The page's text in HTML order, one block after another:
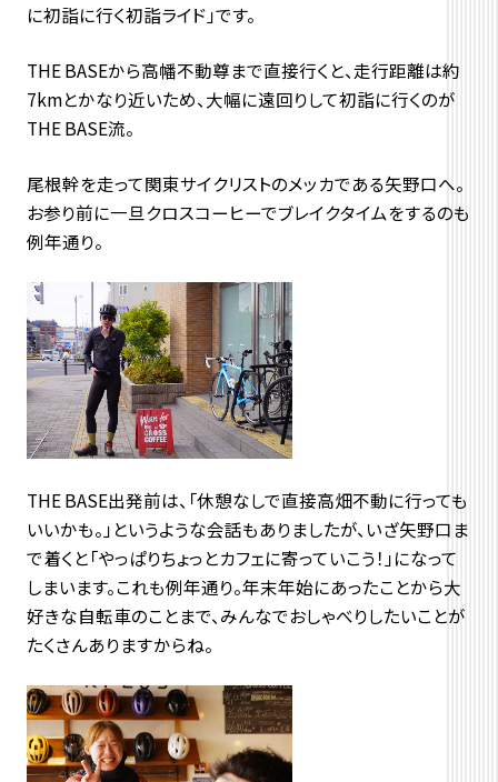
に初詣に行く初詣ライド」です。
THE BASEから高幡不動尊まで直接行くと、走行距離は約
7kmとかなり近いため、大幅に遠回りして初詣に行くのが
THE BASE流。
尾根幹を走って関東サイクリストのメッカである矢野口へ。
お参り前に一旦クロスコーヒーでブレイクタイムをするのも
例年通り。
THE BASE出発前は、「休憩なしで直接高畑不動に行っても
いいかも。」というような会話もありましたが、いざ矢野口ま
で着くと「やっぱりちょっとカフェに寄っていこう！」になって
しまいます。これも例年通り。年末年始にあったことから大
好きな自転車のことまで、みんなでおしゃべりしたいことが
たくさんありますからね。